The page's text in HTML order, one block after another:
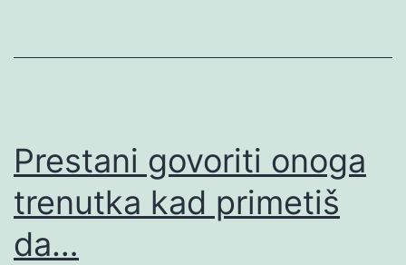
Prestani govoriti onoga
trenutka kad primetiš
da…